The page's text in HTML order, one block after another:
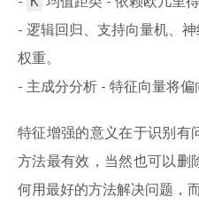
- 逻辑回归、支持向量机、
权重。
- 主成分分析 - 特征向量将偏
特征增强的意义在于识别有
方法最有效，当然也可以删
何用最好的方法解决问题，